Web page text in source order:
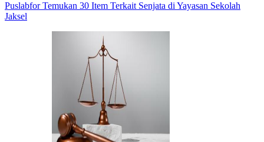
Puslabfor Temukan 30 Item Terkait Senjata di Yayasan Sekolah
Jaksel